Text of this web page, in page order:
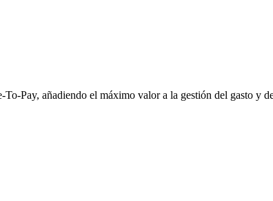
Pay, añadiendo el máximo valor a la gestión del gasto y